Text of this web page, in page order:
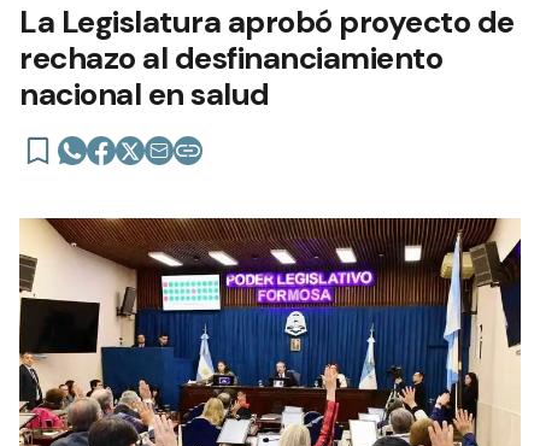
La Legislatura aprobó proyecto de
rechazo al desfinanciamiento
nacional en salud